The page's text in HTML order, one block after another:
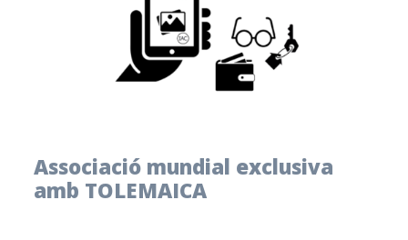
Associació mundial exclusiva
amb TOLEMAICA